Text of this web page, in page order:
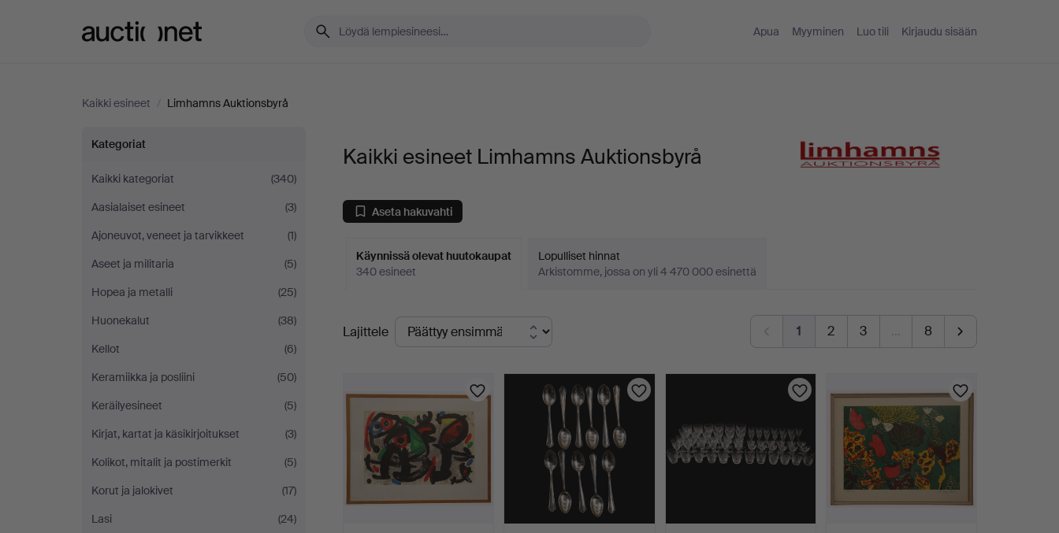
Apua Myyminen Luo tili Kirjaudu sisään
Kaikki esineet / Limhamns Auktionsbyrå
Kaikki
esineet
Limhamns
Auktionsbyrå
Kategoriat
Kaikki kategoriat
(340)
Aasialaiset esineet
(3)
Ajoneuvot, veneet ja tarvikkeet
(1)
Aseet ja militaria
(5)
Hopea ja metalli
(25)
Huonekalut
(38)
Kellot
(6)
Keramiikka ja posliini
(50)
Keräilyesineet
(5)
Kirjat, kartat ja käsikirjoitukset
(3)
Kolikot, mitalit ja postimerkit
(5)
Korut ja jalokivet
(17)
Lasi
(24)
Kaikki esineet Limhamns Auktionsbyrå
Aseta hakuvahti
Käynnissä olevat huutokaupat
340 esineet
Lopulliset hinnat
Arkistomme, jossa on yli 4 470 000 esinettä
Käynnissä
olevat
Lajittele 1 2 3 … 8